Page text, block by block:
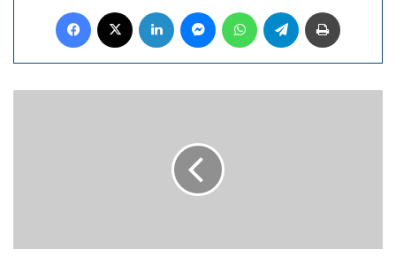
Facebook LinkedIn MessengerWhatsAppTelegram
Gehrig